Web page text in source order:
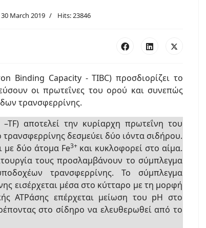
March 2019 Hits: 23846
Binding Capacity - TIBC) προσδιορίζει το
οι πρωτεΐνες του ορού και συνεπώς
τρανσφερρίνης.
αποτελεί την κυρίαρχη πρωτεΐνη του
δεσμεύει δύο ιόντα σιδήρου.
με δύο άτομα Fe3+ και κυκλοφορεί στο αίμα.
τους προσλαμβάνουν το σύμπλεγμα
τρανσφερρίνης. Το σύμπλεγμα
εισέρχεται μέσα στο κύτταρο με τη μορφή
ATPάσης επέρχεται μείωση του pH στο
στο σίδηρο να ελευθερωθεί από το